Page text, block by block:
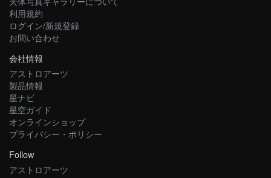
利用規約
ログイン/新規登録
お問い合わせ
会社情報
アストロアーツ
製品情報
星ナビ
星空ガイド
オンラインショップ
プライバシー・ポリシー
Follow
アストロアーツ